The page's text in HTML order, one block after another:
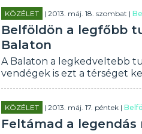
KÖZÉLET | 2013. máj. 18. szombat |
Belföldön a legfőbb
Balaton
A Balaton a legkedveltebb
vendégek is ezt a térséget
KÖZÉLET | 2013. máj. 17. péntek |
Feltámad a legendás